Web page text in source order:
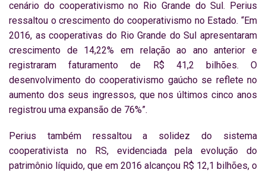
cenário do cooperativismo no Rio Grande do Sul. Perius
ressaltou o crescimento do cooperativismo no Estado. “Em
2016, as cooperativas do Rio Grande do Sul apresentaram
crescimento de 14,22% em relação ao ano anterior e
registraram faturamento de R$ 41,2 bilhões. O
desenvolvimento do cooperativismo gaúcho se reflete no
aumento dos seus ingressos, que nos últimos cinco anos
registrou uma expansão de 76%”.
Perius também ressaltou a solidez do sistema
cooperativista no RS, evidenciada pela evolução do
patrimônio líquido, que em 2016 alcançou R$ 12,1 bilhões, o